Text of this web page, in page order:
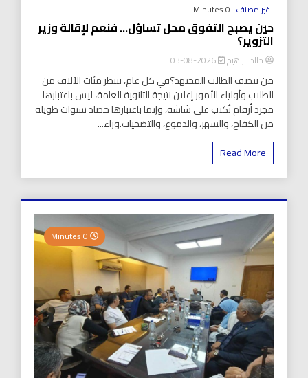
غير مصنف-0 Minutes
حين يصبح التفوق محل تساؤل… فنعم لإقالة وزير
التزوير؟
خالد ابراهيم 2026-08-03
من ينصف الطالب المجتهد؟في كل عام، ينتظر مئات الآلاف من
الطلاب وأولياء الأمور إعلان نتيجة الثانوية العامة، ليس باعتبارها
مجرد أرقام تُكتب على شاشة، وإنما باعتبارها حصاد سنوات طويلة
من الكفاح، والسهر، والدموع، والتضحيات.وراء...
Read More